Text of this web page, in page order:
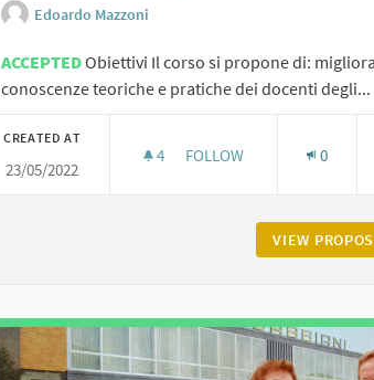
Edoardo Mazzoni
ACCEPTEDObiettivi Il corso si propone di:
conoscenze teoriche e pratiche dei docenti degli...
CREATED AT
23/05/2022
4 4 FOLLOWERS
FOLLOW
PROGETTO DI
0
VIEW